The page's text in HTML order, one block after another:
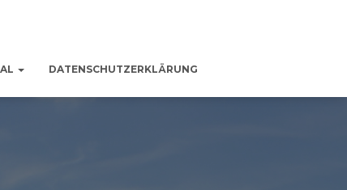
DATENSCHUTZERKLÄRUNG